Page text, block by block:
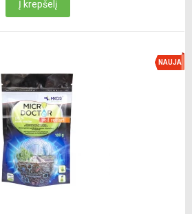
Į krepšelį
NAUJA